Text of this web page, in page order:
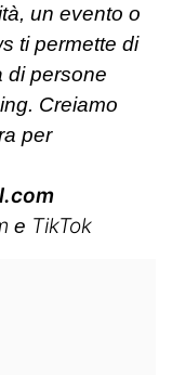
un evento o
ti permette di
di persone
Creiamo
per
e TikTok